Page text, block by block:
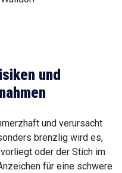
und
und verursacht
brenzlig wird es,
oder der Stich im
für eine schwere